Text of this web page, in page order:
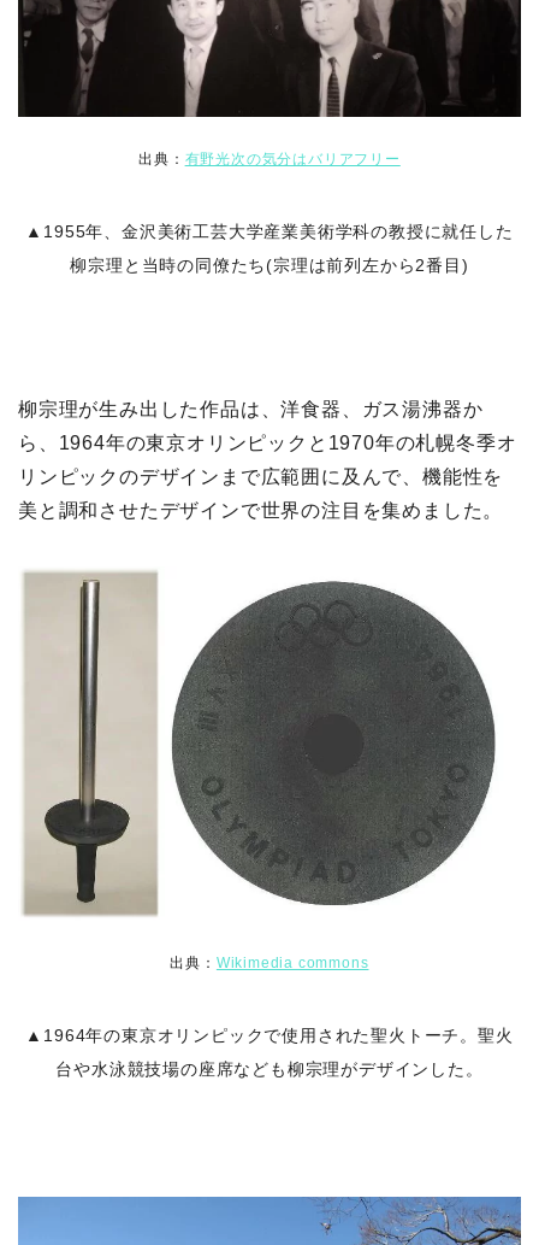
出典： 有野光次の気分はバリアフリー
▲1955年、金沢美術工芸大学産業美術学科の教授に就任した
柳宗理と当時の同僚たち(宗理は前列左から2番目)
柳宗理が生み出した作品は、洋食器、ガス湯沸器か
ら、1964年の東京オリンピックと1970年の札幌冬季オ
リンピックのデザインまで広範囲に及んで、機能性を
美と調和させたデザインで世界の注目を集めました。
出典： Wikimedia commons
▲1964年の東京オリンピックで使用された聖火トーチ。聖火
台や水泳競技場の座席なども柳宗理がデザインした。